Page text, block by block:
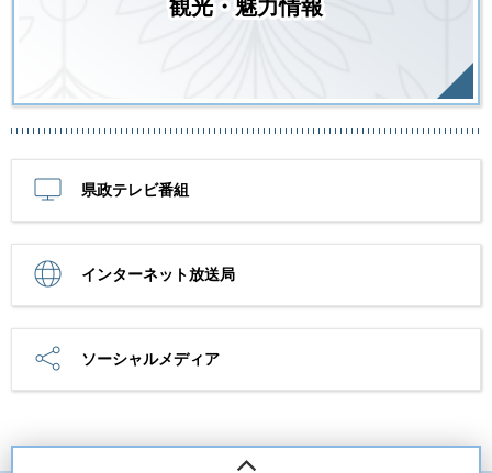
観光・魅力情報
県政テレビ番組
インターネット放送局
ソーシャルメディア